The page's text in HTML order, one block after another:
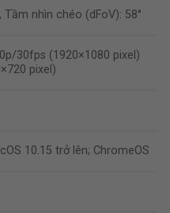
nhìn chéo (dFoV): 58°
30fps (1920×1080 pixel)
pixel)
10.15 trở lên; ChromeOS